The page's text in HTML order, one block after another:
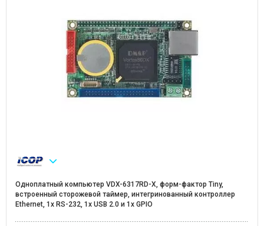
Одноплатный компьютер VDX-6317RD-X, форм-фактор Tiny,
встроенный сторожевой таймер, интегринованный контроллер
Ethernet, 1x RS-232, 1x USB 2.0 и 1х GPIO